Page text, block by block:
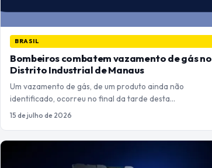
BRASIL
Bombeiros combatem vazamento de gás no
Distrito Industrial de Manaus
Um vazamento de gás, de um produto ainda não
identificado, ocorreu no final da tarde desta…
15 de julho de 2026